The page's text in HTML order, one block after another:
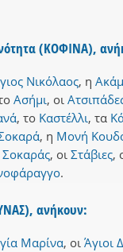
(ΚΟΦΙΝΑ),
Νικόλαος, η
Ασήμι, οι
, το Καστέλλι, τα
, η Μονή
Σοκαράς, οι Στάβιες,
.
ανήκουν:
Μαρίνα, οι Άγιοι